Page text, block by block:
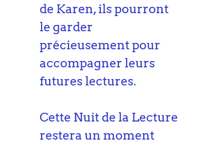
de Karen, ils pourront
le garder
précieusement pour
accompagner leurs
futures lectures.
Cette Nuit de la Lecture
restera un moment